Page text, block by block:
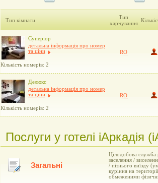
Тип кімнати
Тип
харчування
Суперіор
детальна інформація про номер
та ціни
Кількість номерів: 2
RO
Делюкс
детальна інформація про номер
та ціни
Кількість номерів: 2
RO
Послуги у готелі iАркадія
Загальні
Цілодобова служба
заселення /
/ пізнього виїзду
куріння на
обмеженими